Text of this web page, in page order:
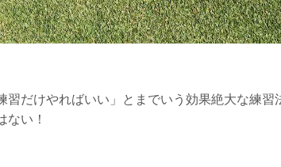
習だけやればいい」とまでいう効果絶大な練習
ない！